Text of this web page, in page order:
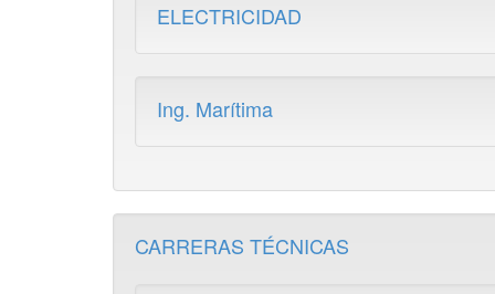
ELECTRICIDAD
Ing. Marítima
CARRERAS TÉCNICAS